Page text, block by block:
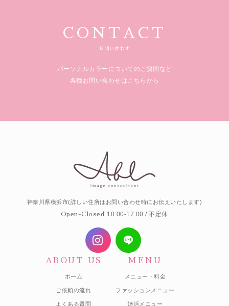
CONTACT
お問い合わせ
パーソナルカラーについてのご質問など
各種お問い合わせはこちらから
神奈川県横浜市(詳しい住所はお問い合わせ時にお伝えいたします)
Open-Closed
10:00-17:00 / 不定休
ABOUT US
ホーム
ご依頼の流れ
よくある質問
MENU
メニュー・料金
ファッションメニュー
婚活メニュー